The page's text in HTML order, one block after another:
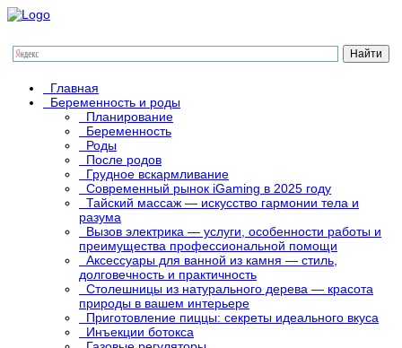
Главная
Беременность и роды
Планирование
Беременность
Роды
После родов
Грудное вскармливание
Современный рынок iGaming в 2025 году
Тайский массаж — искусство гармонии тела и
разума
Вызов электрика — услуги, особенности работы и
преимущества профессиональной помощи
Аксессуары для ванной из камня — стиль,
долговечность и практичность
Столешницы из натурального дерева — красота
природы в вашем интерьере
Приготовление пиццы: секреты идеального вкуса
Инъекции ботокса